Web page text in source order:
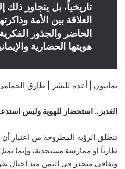
تاريخياً، بل يتجاوز
العلاقة بين الأمة
الحاضر والجذور
هويتها الحضارية
يمانيون | أعده للنشر | طارق
الغدير.. استحضار للهوية وليس
تنطلق الرؤية المطروحة من اعتبار أن
طارئاً أو ممارسة مستحدثة، وإنما
وثقافي متجذر في اليمن منذ أجيال